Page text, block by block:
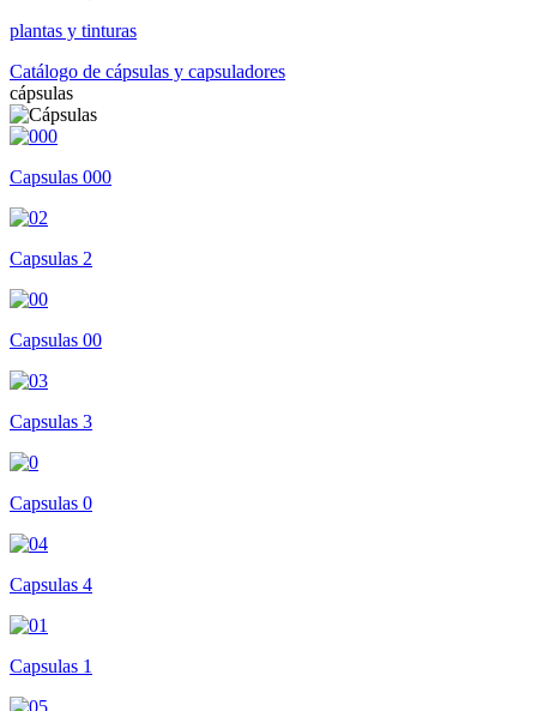
plantas y tinturas
Catálogo de cápsulas y capsuladores
cápsulas
Capsulas 000
Capsulas 2
Capsulas 00
Capsulas 3
Capsulas 0
Capsulas 4
Capsulas 1